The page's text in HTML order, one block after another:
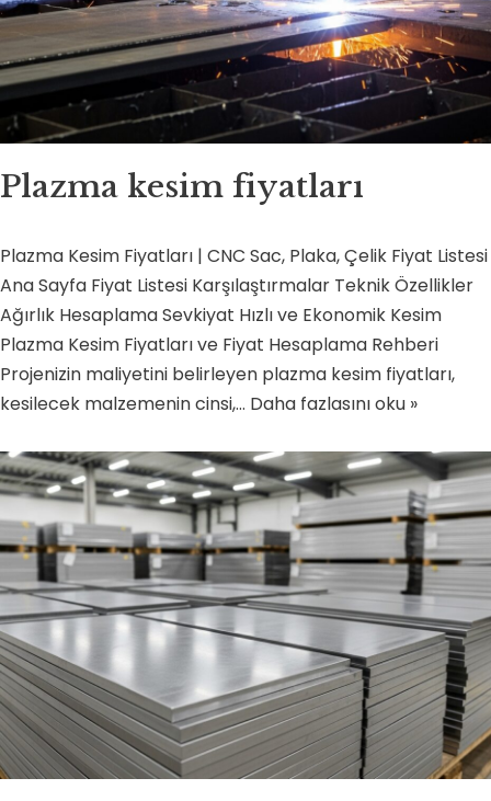
Plazma kesim fiyatları
Plazma Kesim Fiyatları | CNC Sac, Plaka, Çelik Fiyat Listesi
Ana Sayfa Fiyat Listesi Karşılaştırmalar Teknik Özellikler
Ağırlık Hesaplama Sevkiyat Hızlı ve Ekonomik Kesim
Plazma Kesim Fiyatları ve Fiyat Hesaplama Rehberi
Projenizin maliyetini belirleyen plazma kesim fiyatları,
kesilecek malzemenin cinsi,… Daha fazlasını oku »